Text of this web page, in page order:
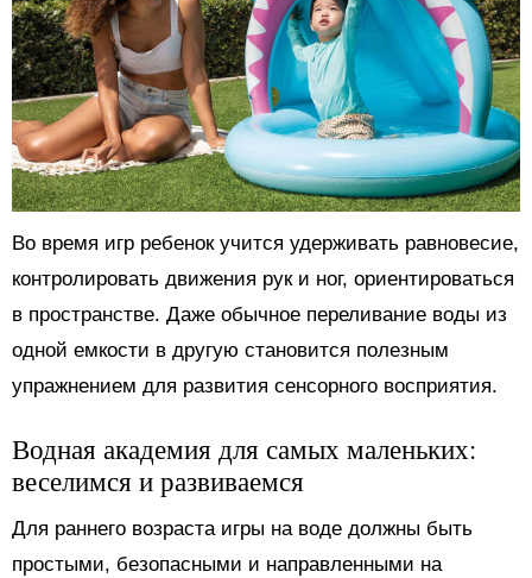
Во время игр ребенок учится удерживать равновесие,
контролировать движения рук и ног, ориентироваться
в пространстве. Даже обычное переливание воды из
одной емкости в другую становится полезным
упражнением для развития сенсорного восприятия.
Водная академия для самых маленьких:
веселимся и развиваемся
Для раннего возраста игры на воде должны быть
простыми, безопасными и направленными на